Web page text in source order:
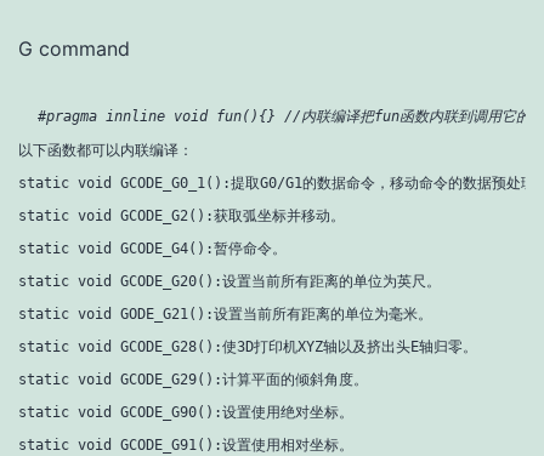
G command
#pragma innline void fun(){} //内联编译把fun函数内联到调用它的函
以下函数都可以内联编译：
static void GCODE_G0_1():提取G0/G1的数据命令，移动命令的数据预处理
static void GCODE_G2():获取弧坐标并移动。
static void GCODE_G4():暂停命令。
static void GCODE_G20():设置当前所有距离的单位为英尺。
static void GODE_G21():设置当前所有距离的单位为毫米。
static void GCODE_G28():使3D打印机XYZ轴以及挤出头E轴归零。
static void GCODE_G29():计算平面的倾斜角度。
static void GCODE_G90():设置使用绝对坐标。
static void GCODE_G91():设置使用相对坐标。